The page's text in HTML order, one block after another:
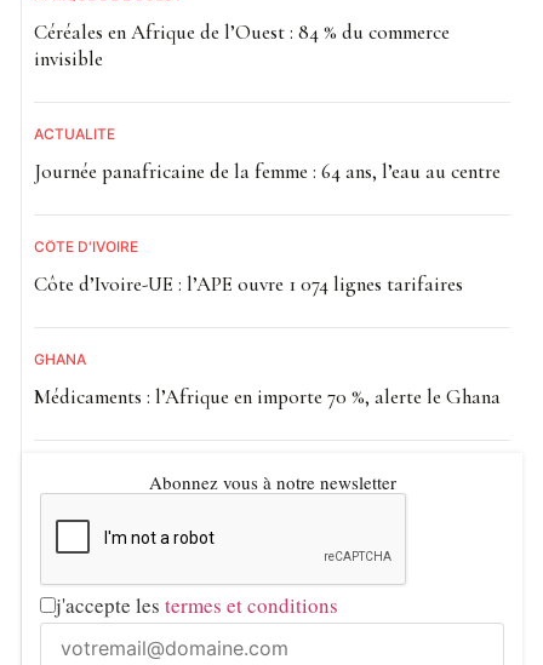
Céréales en Afrique de l’Ouest : 84 % du commerce
invisible
ACTUALITE
Journée panafricaine de la femme : 64 ans, l’eau au centre
CÔTE D'IVOIRE
Côte d’Ivoire-UE : l’APE ouvre 1 074 lignes tarifaires
GHANA
Médicaments : l’Afrique en importe 70 %, alerte le Ghana
Abonnez vous à notre newsletter
j'accepte les termes et conditions